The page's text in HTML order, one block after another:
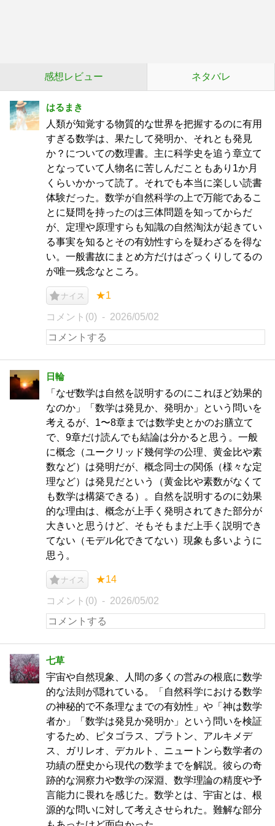
感想レビュー ネタバレ
はるまき
人類が知覚する物質的な世界を把握するのに有用
すぎる数学は、果たして発明か、それとも発見
か？についての数理書。主に科学史を追う章立て
となっていて人物名に苦しんだこともあり1か月
くらいかかって読了。それでも本当に楽しい読書
体験だった。数学が自然科学の上で万能であるこ
とに疑問を持ったのは三体問題を知ってからだ
が、定理や原理すらも知識の自然淘汰が起きてい
る事実を知るとその有効性すらを疑わざるを得な
い。一般書故にまとめ方だけはざっくりしてるの
が唯一残念なところ。
ナイス ★1
コメント(0) 2026/05/02
日輪
「なぜ数学は自然を説明するのにこれほど効果的
なのか」「数学は発見か、発明か」という問いを
考えるが、1〜8章までは数学史とかのお膳立て
で、9章だけ読んでも結論は分かると思う。一般
に概念（ユークリッド幾何学の公理、黄金比や素
数など）は発明だが、概念同士の関係（様々な定
理など）は発見だという（黄金比や素数がなくて
も数学は構築できる）。自然を説明するのに効果
的な理由は、概念が上手く発明されてきた部分が
大きいと思うけど、そもそもまだ上手く説明でき
てない（モデル化できてない）現象も多いように
思う。
ナイス ★14
コメント(0) 2026/05/02
七草
宇宙や自然現象、人間の多くの営みの根底に数学
的な法則が隠れている。「自然科学における数学
の神秘的で不条理なまでの有効性」や「神は数学
者か」「数学は発見か発明か」という問いを検証
するため、ピタゴラス、プラトン、アルキメデ
ス、ガリレオ、デカルト、ニュートンら数学者の
功績の歴史から現代の数学までを解説。彼らの奇
跡的な洞察力や数学の深淵、数学理論の精度や予
言能力に畏れを感じた。数学とは、宇宙とは、根
源的な問いに対して考えさせられた。難解な部分